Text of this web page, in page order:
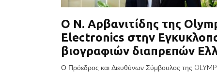
Ο Ν. Αρβανιτίδης της
Electronics στην
βιογραφιών διαπρεπών
Ο Πρόεδρος και Διευθύνων Σύμβουλος της